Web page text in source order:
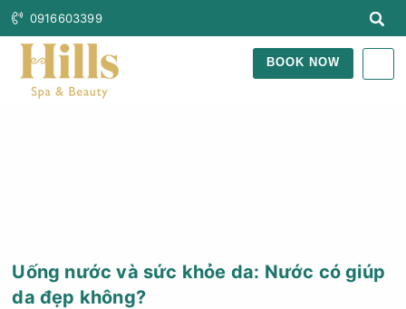
0916603399
BOOK NOW
Uống nước và sức khỏe da: Nước có giúp
da đẹp không?